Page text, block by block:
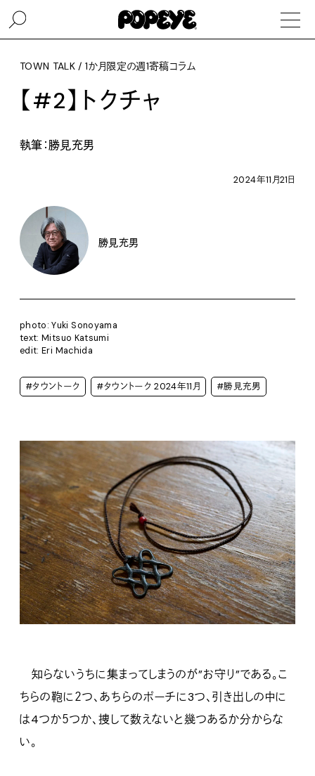
TOWN TALK / 1か月限定の週1寄稿コラム
【#2】トクチャ
執筆：勝見充男
2024年11月21日
勝見充男
photo: Yuki Sonoyama
text: Mitsuo Katsumi
edit: Eri Machida
#タウントーク #タウントーク 2024年11月 #勝見充男
知らないうちに集まってしまうのが”お守り”である。こ
ちらの鞄に２つ、あちらのポーチに3つ、引き出しの中に
は4つか５つか、捜して数えないと幾つあるか分からな
い。